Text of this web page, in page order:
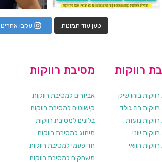
טען עוד תמונות עקבו אחרינו
מסיבת רווקות
אביזרים למסיבת רווקות
קישוטים למסיבת רווקות
בלונים למסיבת רווקות
מיתוג למסיבת רווקות
חד פעמי למסיבת רווקות
משחקים למסיבת רווקות
רווקות
בוהו שיק
רוז גולד
נועזת
יווני
הוואי